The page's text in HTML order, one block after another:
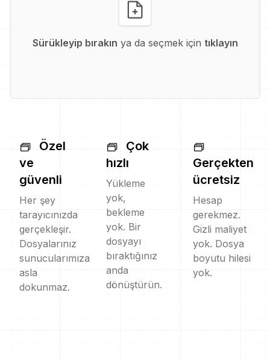
Sürükleyip bırakın ya da seçmek için tıklayın
Özel
ve
güvenli
Her şey
tarayıcınızda
gerçekleşir.
Dosyalarınız
sunucularımıza
asla
dokunmaz.
Çok
hızlı
Yükleme
yok,
bekleme
yok. Bir
dosyayı
bıraktığınız
anda
dönüştürün.
Gerçekten
ücretsiz
Hesap
gerekmez.
Gizli maliyet
yok. Dosya
boyutu hilesi
yok.